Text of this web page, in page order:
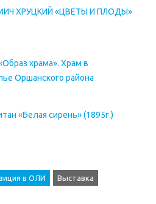
ХРУЦКИЙ «ЦВЕТЫ И ПЛОДЫ»
храма». Храм в
Оршанского района
«Белая сирень» (1895г.)
в ОЛИ Выставка